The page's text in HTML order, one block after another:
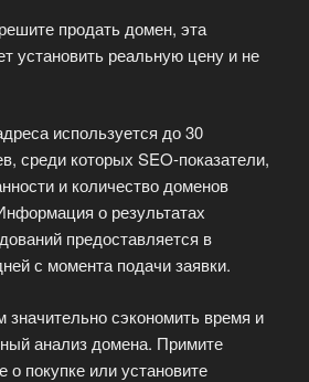
продать домен, эта
установить реальную цену и не
используется до 30
среди которых SEO-показатели,
и количество доменов
о результатах
предоставляется в
с момента подачи заявки.
значительно сэкономить время и
анализ домена. Примите
о покупке или установите